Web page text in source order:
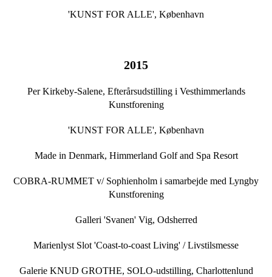
'KUNST FOR ALLE', København
2015
Per Kirkeby-Salene, Efterårsudstilling i Vesthimmerlands
Kunstforening
'KUNST FOR ALLE', København
Made in Denmark, Himmerland Golf and Spa Resort
COBRA-RUMMET v/ Sophienholm i samarbejde med Lyngby
Kunstforening
Galleri 'Svanen' Vig, Odsherred
Marienlyst Slot 'Coast-to-coast Living' / Livstilsmesse
Galerie KNUD GROTHE, SOLO-udstilling, Charlottenlund